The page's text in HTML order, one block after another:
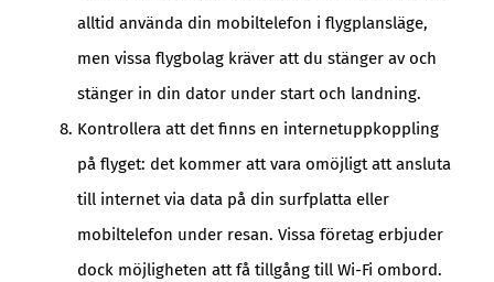
alltid använda din mobiltelefon i flygplansläge,
men vissa flygbolag kräver att du stänger av och
stänger in din dator under start och landning.
Kontrollera att det finns en internetuppkoppling
på flyget: det kommer att vara omöjligt att ansluta
till internet via data på din surfplatta eller
mobiltelefon under resan. Vissa företag erbjuder
dock möjligheten att få tillgång till Wi-Fi ombord.